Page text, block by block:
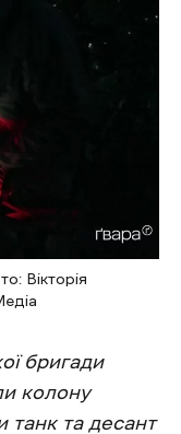
Вікторія
бригади
колону
танк та десант